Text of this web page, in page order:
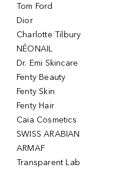
Tom Ford
Dior
Charlotte Tilbury
NÉONAIL
Dr. Emi Skincare
Fenty Beauty
Fenty Skin
Fenty Hair
Caia Cosmetics
SWISS ARABIAN
ARMAF
Transparent Lab